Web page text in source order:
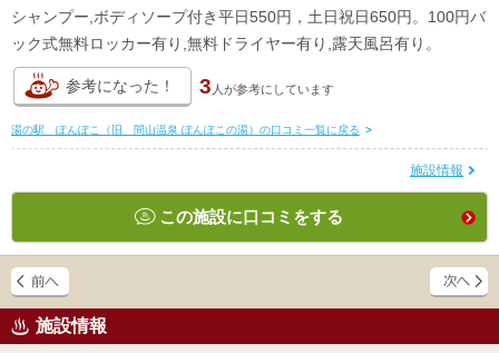
シャンプー,ボディソープ付き平日550円，土日祝日650円。100円バ
ック式無料ロッカー有り,無料ドライヤー有り,露天風呂有り。
参考になった！ 3 人が参考にしています
湯の駅 ぽんぽこ（旧 間山温泉 ぽんぽこの湯）の口コミ一覧に戻る >
施設情報
この施設に口コミをする
施設情報